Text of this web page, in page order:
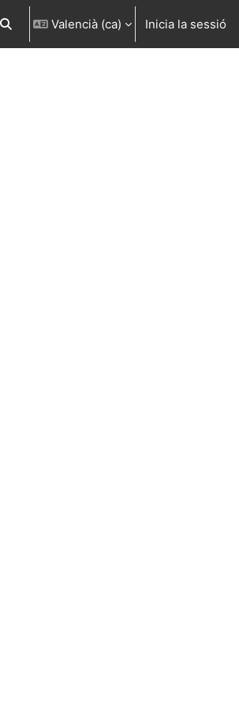
Commuta l'entrada de la cerca
Valencià ‎(ca)‎ Inicia la sessió